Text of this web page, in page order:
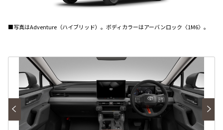
■写真はAdventure（ハイブリッド）。ボディカラーはアーバンロック〈1M6〉。